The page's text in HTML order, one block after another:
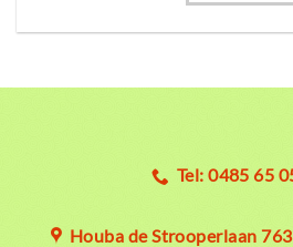
Tel: 0485 65
Houba de Strooperlaan